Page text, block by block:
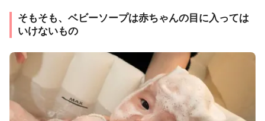
そもそも、ベビーソープは赤ちゃんの目に入っては
いけないもの